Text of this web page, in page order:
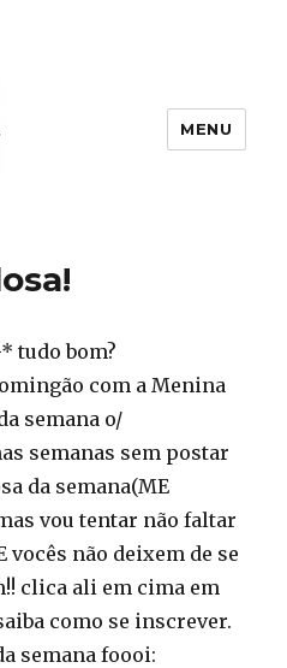
MENU
tudo bom?
com a Menina
semana o/
semanas sem postar
da semana(ME
vou tentar não faltar
vocês não deixem de se
clica ali em cima em
como se inscrever.
semana foooi: